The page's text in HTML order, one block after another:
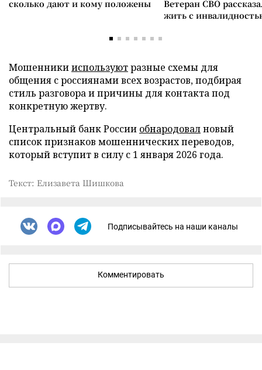
сколько дают и кому положены
Ветеран СВО
жить с
Мошенникииспользуютразные схемы для
общения с россиянами всех возрастов, подбирая
стиль разговора и причины для контакта под
конкретную жертву.
Центральный банк России обнародовалновый
список признаков мошеннических переводов,
который вступит в силу с 1 января 2026 года.
Текст: Елизавета Шишкова
Подписывайтесь на наши каналы
Комментировать